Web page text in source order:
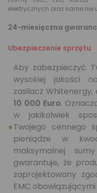
elektrycznych oraz same nie
24-miesięczna
Ubezpieczenie sprzętu
Aby zabezpieczyć
wysokiej jakości
zasilacz
10 000 Euro.
w jakikolwiek
Twojego cennego
pieniądze w
maksymalnej
gwarantuje, że
zaprojektowany
EMC